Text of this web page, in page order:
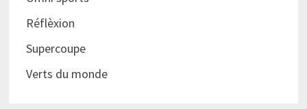
Réflèxion
Supercoupe
Verts du monde